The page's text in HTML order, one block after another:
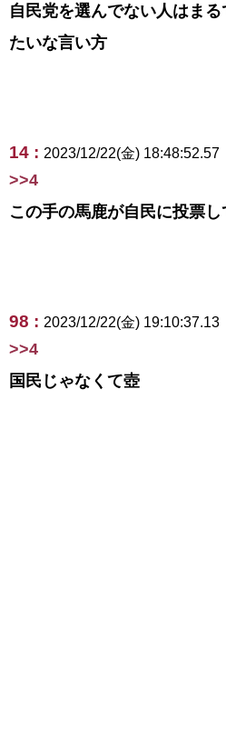
自民党を選んでない人はま
たいな言い方
14 : 2023/12/22(金) 18:48:52.57
>>4
この手の馬鹿が自民に投票
98 : 2023/12/22(金) 19:10:37.13
>>4
国民じゃなくて壺